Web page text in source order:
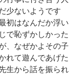
少ないようです
初はなんだか浮い
で恥ずかしかった
、なぜかよその子
れて遊んであげた
生から話を振られ